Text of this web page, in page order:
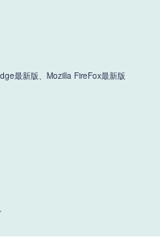
最新版、Mozilla FireFox最新版